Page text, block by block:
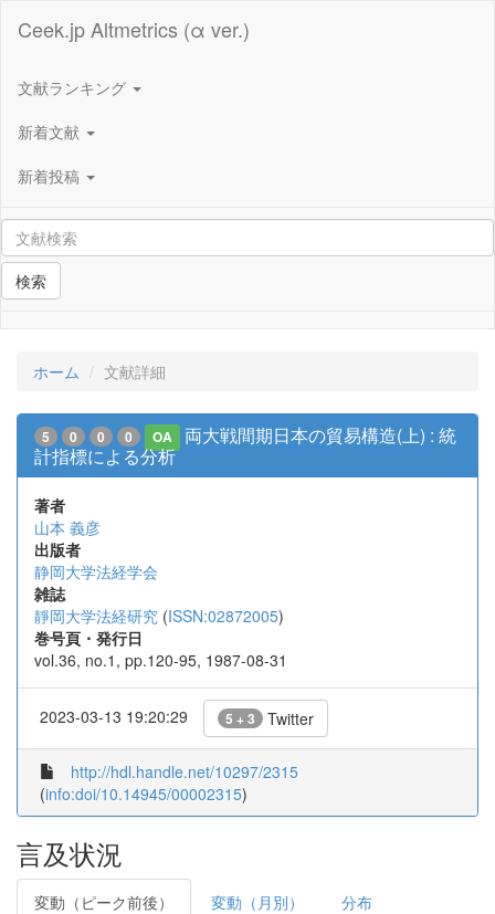
Ceek.jp Altmetrics (α ver.)
文献ランキング
新着文献
新着投稿
検索
ホーム 文献詳細
5 0 0 0 OA
両大戦間期日本の貿易構造(上) : 統
計指標による分析
著者
山本 義彦
出版者
静岡大学法経学会
雑誌
靜岡大学法経研究 (ISSN:02872005)
巻号頁・発行日
vol.36, no.1, pp.120-95, 1987-08-31
2023-03-13 19:20:29 5 + 3 Twitter
http://hdl.handle.net/10297/2315
(info:doi/10.14945/00002315)
言及状況
変動（ピーク前後） 変動（月別） 分布